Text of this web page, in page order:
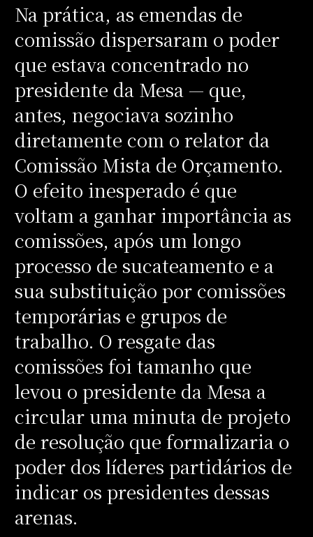
Na prática, as emendas de
comissão dispersaram o poder
que estava concentrado no
presidente da Mesa — que,
antes, negociava sozinho
diretamente com o relator da
Comissão Mista de Orçamento.
O efeito inesperado é que
voltam a ganhar importância as
comissões, após um longo
processo de sucateamento e a
sua substituição por comissões
temporárias e grupos de
trabalho. O resgate das
comissões foi tamanho que
levou o presidente da Mesa a
circular uma minuta de projeto
de resolução que formalizaria o
poder dos líderes partidários de
indicar os presidentes dessas
arenas.